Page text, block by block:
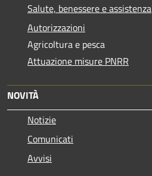
Salute, benessere e assistenza
Autorizzazioni
Agricoltura e pesca
Attuazione misure PNRR
NOVITÀ
Notizie
Comunicati
Avvisi